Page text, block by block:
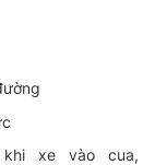
xe vào cua,